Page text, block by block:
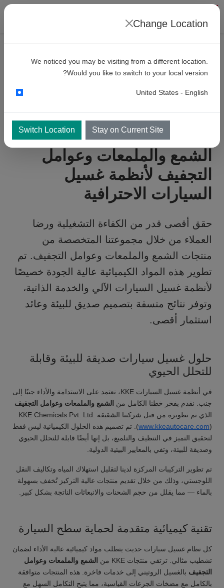
منتجاتشمع وتلميع وتجفيف عالية
الأداء لأنظمة غسيل السيارات الآلية
والخدمة الذاتية
الشمع والملمعات وعوامل
التجفيف لأنظمة غسيل
السيارات الاحترافية
حقق أقصى قدر من الكفاءة التشغيلية ورضا
العملاء من خلال مجموعتنا المتخصصة من
منتجات الشمع والملمعات وعوامل التجفيف. تم
تطوير هذه المواد الكيميائية عالية الجودة خصيصًا
لأنظمة غسيل السيارات الآلي والخدمة الذاتية،
وتوفر نتائج متسقة بتصميم صديق للبيئة وعائد
استثمار أقصى.
حلول غسيل سيارات صديقة للبيئة وقابلة
للتحلل الحيوي
في أنظمة غسيل السيارات KKE، نعتمد على الاستدامة والأداء جنبًا إلى
جنب. نقدم بفخر خطنا الكامل من الشمع والملمعات وعوامل التجفيف
الذي تم تطويره من قبل شركتنا الشقيقة KKE Chemicals Pvt. Ltd.
(www.kkeautocare.com
). تم تصميم هذه الحلول الكيميائية ليس فقط
لتحقيق التميز في التنظيف والتلميع، بل إنها أيضًا قابلة للتحلل الحيوي
وصديقة للبيئة، وتفي بالمعايير البيئية الدولية.
تم تطوير التركيبات المركزة لدينا لتقليل استهلاك المياه وتكاليف النقل
اللوجستي، وذلك من خلال تقديم منتجات عالية التركيز تُخفف بسهولة
بالماء — مما يقلل من حجم الشحنات والانبعاثات الناتجة بشكل كبير.
تقنية كيميائية متقدمة لحماية سطح السيارة
كل نظام غسيل سيارات حديث يتطلب مواد كيميائية عالية الأداء لضمان
تشطيب مثالي. ترتقي منتجات KKE من
الشمع والملمعات وعوامل
التجفيف بالغسيل الروتيني إلى خدمات فاخرة. هذه المنتجات متوافقة
بالكامل مع مضخات الجرعات القياسية، مما يتيح التكامل السهل مع
Change Location
We noticed you may be visiting from a different location.
Would you like to switch to your local version?
United States - English
Stay on Current Site
Switch Location